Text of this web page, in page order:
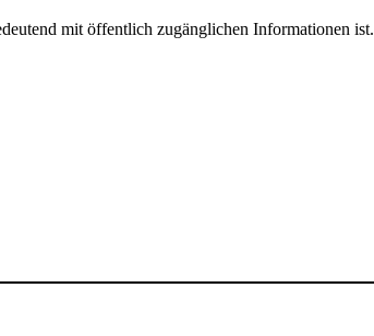
mit öffentlich zugänglichen Informationen ist.